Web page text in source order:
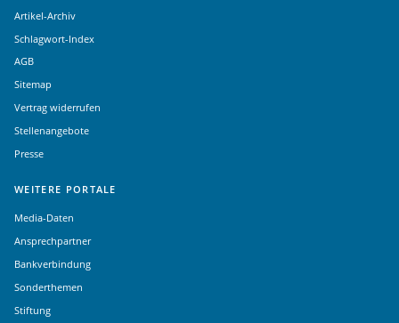
Artikel-Archiv
Schlagwort-Index
AGB
Sitemap
Vertrag widerrufen
Stellenangebote
Presse
WEITERE PORTALE
Media-Daten
Ansprechpartner
Bankverbindung
Sonderthemen
Stiftung